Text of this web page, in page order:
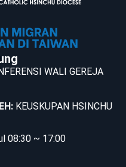
WALI GEREJA
KEUSKUPAN HSINCHU
08:30 ~ 17:00